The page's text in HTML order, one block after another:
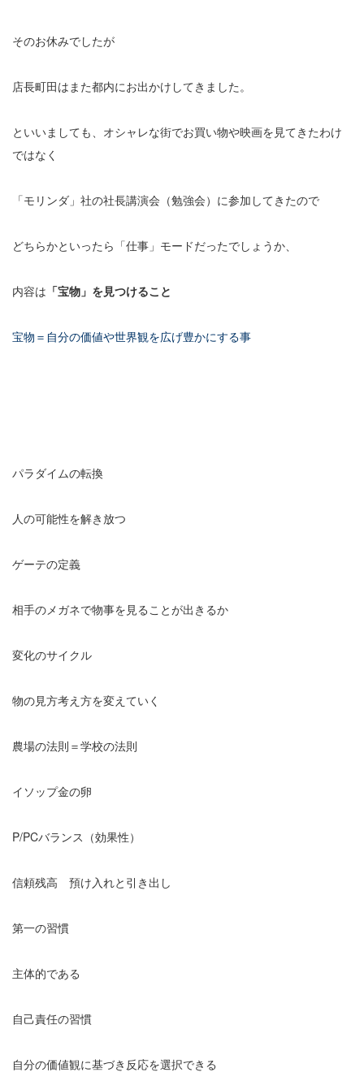
そのお休みでしたが
店長町田はまた都内にお出かけしてきました。
といいましても、オシャレな街でお買い物や映画を見てきたわけ
ではなく
「モリンダ」社の社長講演会（勉強会）に参加してきたので
どちらかといったら「仕事」モードだったでしょうか、
内容は 「宝物」を見つけること
宝物＝自分の価値や世界観を広げ豊かにする事
パラダイムの転換
人の可能性を解き放つ
ゲーテの定義
相手のメガネで物事を見ることが出きるか
変化のサイクル
物の見方考え方を変えていく
農場の法則＝学校の法則
イソップ金の卵
P/PCバランス（効果性）
信頼残高 預け入れと引き出し
第一の習慣
主体的である
自己責任の習慣
自分の価値観に基づき反応を選択できる